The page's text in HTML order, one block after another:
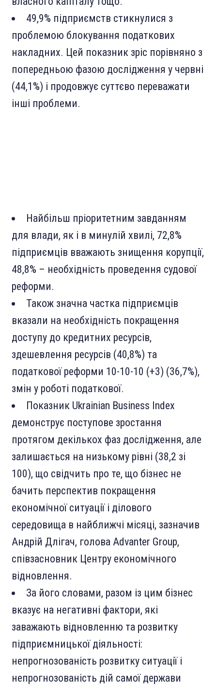
49,9% підприємств стикнулися з
проблемою блокування податкових
накладних. Цей показник зріс порівняно з
попередньою фазою дослідження у червні
(44,1%) і продовжує суттєво переважати
інші проблеми.
Найбільш пріоритетним завданням
для влади, як і в минулій хвилі, 72,8%
підприємців вважають знищення корупції,
48,8% – необхідність проведення судової
реформи.
Також значна частка підприємців
вказали на необхідність покращення
доступу до кредитних ресурсів,
здешевлення ресурсів (40,8%) та
податкової реформи 10-10-10 (+3) (36,7%),
змін у роботі податкової.
Показник Ukrainian Business Index
демонструє поступове зростання
протягом декількох фаз дослідження, але
залишається на низькому рівні (38,2 зі
100), що свідчить про те, що бізнес не
бачить перспектив покращення
економічної ситуації і ділового
середовища в найближчі місяці, зазначив
Андрій Длігач, голова Advanter Group,
співзасновник Центру економічного
відновлення.
За його словами, разом із цим бізнес
вказує на негативні фактори, які
заважають відновленню та розвитку
підприємницької діяльності:
непрогнозованість розвитку ситуації і
непрогнозованість дій самої держави